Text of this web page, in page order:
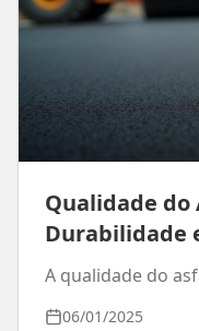
Qualidade
Durabilidade
A qualidade do
06/01/2025